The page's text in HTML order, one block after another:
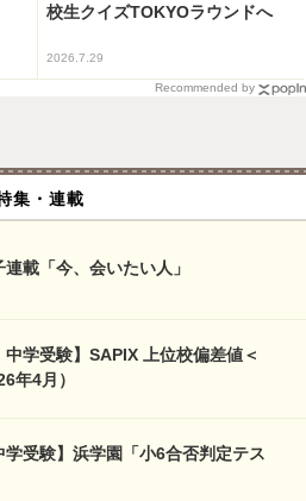
校生クイズTOKYOラウンドへ
2026.7.29
Recommended by
集・連載
載「今、会いたい人」
学受験】SAPIX 上位校偏差値＜
年4月）
受験】浜学園「小6合否判定テス